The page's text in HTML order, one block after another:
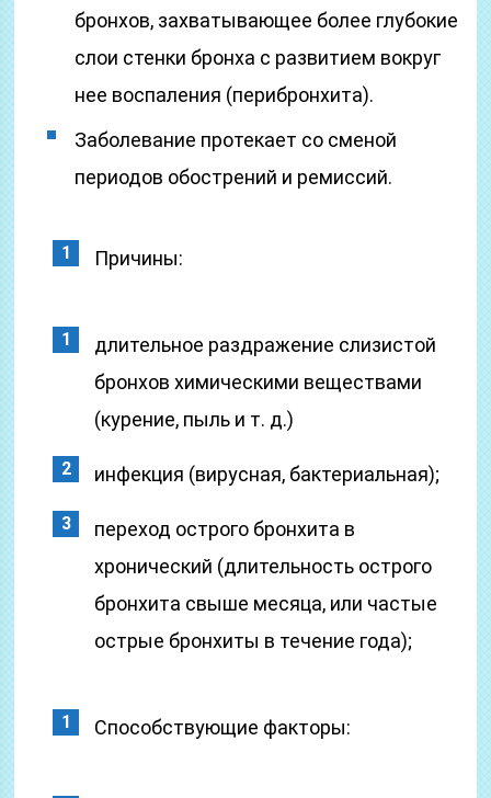
бронхов, захватывающее более глубокие
слои стенки бронха с развитием вокруг
нее воспаления (перибронхита).
Заболевание протекает со сменой
периодов обострений и ремиссий.
Причины:
длительное раздражение слизистой
бронхов химическими веществами
(курение, пыль и т. д.)
инфекция (вирусная, бактериальная);
переход острого бронхита в
хронический (длительность острого
бронхита свыше месяца, или частые
острые бронхиты в течение года);
Способствующие факторы: